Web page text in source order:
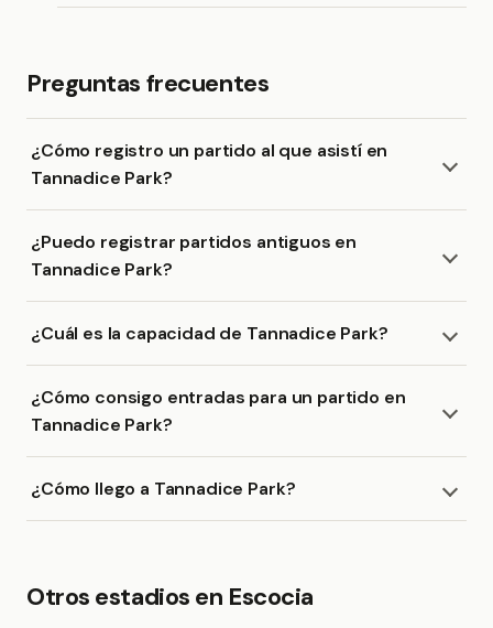
Preguntas frecuentes
¿Cómo registro un partido al que asistí en
Tannadice Park?
¿Puedo registrar partidos antiguos en
Tannadice Park?
¿Cuál es la capacidad de Tannadice Park?
¿Cómo consigo entradas para un partido en
Tannadice Park?
¿Cómo llego a Tannadice Park?
Otros estadios en Escocia